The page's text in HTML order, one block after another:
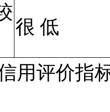
很 低
评价指